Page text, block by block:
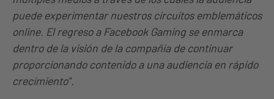
puede experimentar nuestros circuitos emblemáticos
online. El regreso a Facebook Gaming se enmarca
dentro de la visión de la compañía de continuar
proporcionando contenido a una audiencia en rápido
crecimiento”.